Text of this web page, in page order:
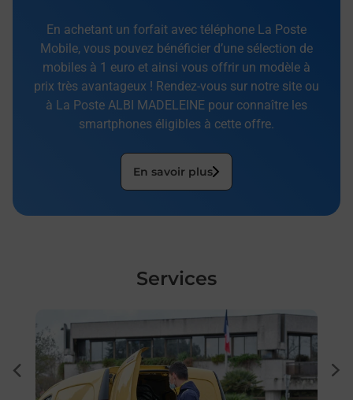
En achetant un forfait avec téléphone La Poste
Mobile, vous pouvez bénéficier d’une sélection de
mobiles à 1 euro et ainsi vous offrir un modèle à
prix très avantageux ! Rendez-vous sur notre site ou
à La Poste ALBI MADELEINE pour connaître les
smartphones éligibles à cette offre.
En savoir plus
Services